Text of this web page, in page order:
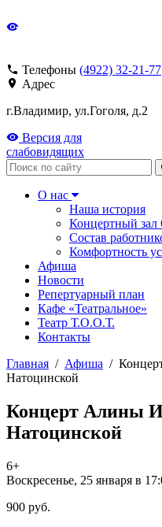
Телефоны (4922) 32-21-77
Адрес
г.Владимир, ул.Гоголя, д.2
Версия для
слабовидящих
Поиск
О нас
Наша история
Концертный
Состав
Комфортность
Афиша
Новости
Репертуарный план
Кафе «Театральное»
Театр Т.О.О.Т.
Контакты
Главная / Афиша /
Натоцинской
Концерт Алины
Натоцинской
6+
Воскресенье, 25 января в
900 руб.